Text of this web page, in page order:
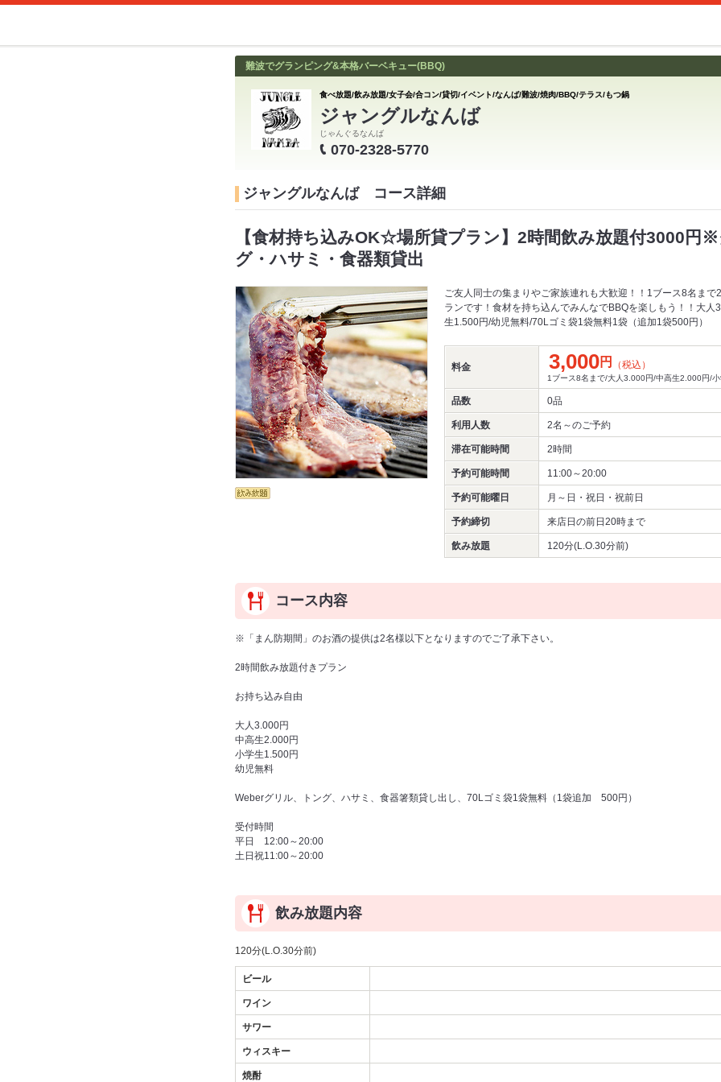
難波でグランピング&本格バーベキュー(BBQ)
食べ放題/飲み放題/女子会/合コン/貸切/イベント/なんば/難波/焼肉/BBQ/テラス/もつ鍋
ジャングルなんば
じゃんぐるなんば
070-2328-5770
ジャングルなんば コース詳細
【食材持ち込みOK☆場所貸プラン】2時間飲み放題付3000円
グ・ハサミ・食器類貸出
ご友人同士の集まりやご家族連れも大歓迎！！1ブース8名まで
ランです！食材を持ち込んでみんなでBBQを楽しもう！！大人
生1.500円/幼児無料/70Lゴミ袋1袋無料1袋（追加1袋500円）
料金 3,000円 （税込）
1ブース8名まで/大人3.000円/中高生2.000円/
品数 0品
利用人数 2名～のご予約
滞在可能時間 2時間
予約可能時間 11:00～20:00
予約可能曜日 月～日・祝日・祝前日
予約締切 来店日の前日20時まで
飲み放題 120分(L.O.30分前)
コース内容
※「まん防期間」のお酒の提供は2名様以下となりますのでご了承下さい。
2時間飲み放題付きプラン
お持ち込み自由
大人3.000円
中高生2.000円
小学生1.500円
幼児無料
Weberグリル、トング、ハサミ、食器箸類貸し出し、70Lゴミ袋1袋無料（1袋追加 500円）
受付時間
平日 12:00～20:00
土日祝11:00～20:00
飲み放題内容
120分(L.O.30分前)
ビール
ワイン
サワー
ウィスキー
焼酎